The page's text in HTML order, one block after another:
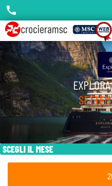
SCEGLI IL MESE
call